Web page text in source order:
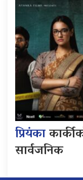
प्रियंका
सार्वजनिक